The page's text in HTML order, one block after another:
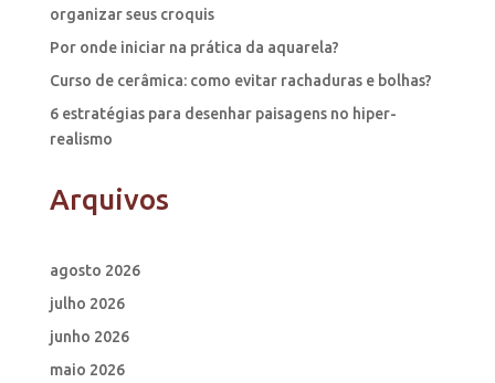
organizar seus croquis
Por onde iniciar na prática da aquarela?
Curso de cerâmica: como evitar rachaduras e bolhas?
6 estratégias para desenhar paisagens no hiper-
realismo
Arquivos
agosto 2026
julho 2026
junho 2026
maio 2026